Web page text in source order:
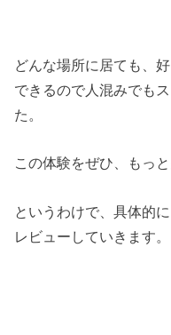
どんな場所に居ても、
できるので人混みでも
た。
この体験をぜひ、もっ
というわけで、具体的
レビューしていきます。